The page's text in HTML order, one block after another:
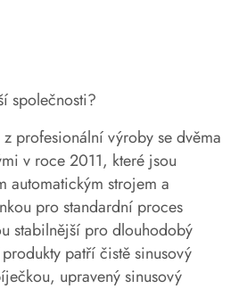
společnosti?
profesionální výroby se dvěma
v roce 2011, které jsou
automatickým strojem a
pro standardní proces
stabilnější pro dlouhodobý
patří čistě sinusový
upravený sinusový